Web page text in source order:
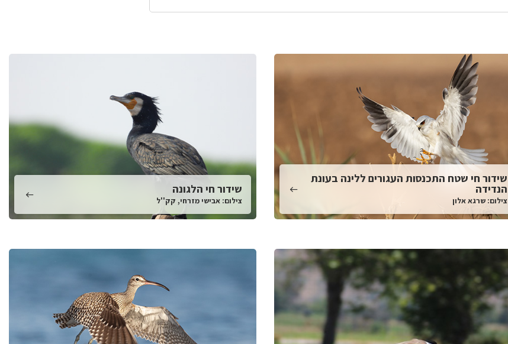
שידור חי שטח התכנסות העגורים ללינה בעונת
הנדידה
צילום: שרגא אלון
שידור חי הלגונה
צילום: אבישי מזרחי, קק''ל